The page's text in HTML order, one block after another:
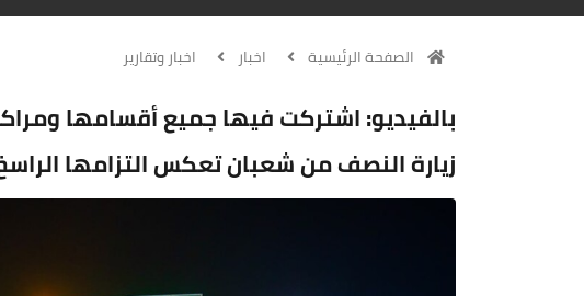
الصفحة الرئيسية اخبار اخبار وتقارير
بالفيديو: اشتركت فيها جميع أقسامها
زيارة النصف من شعبان تعكس التزامها